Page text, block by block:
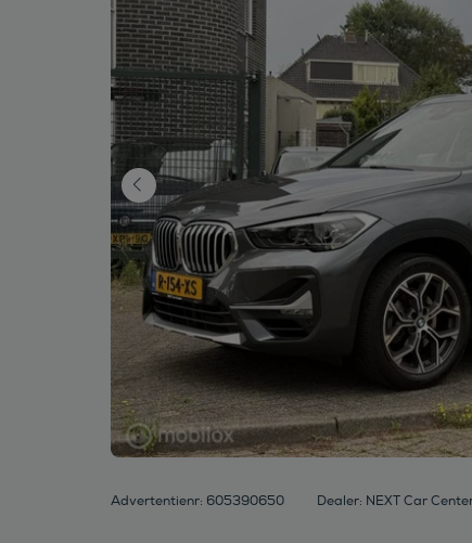
Advertentienr: 605390650 Dealer: NEXT Car